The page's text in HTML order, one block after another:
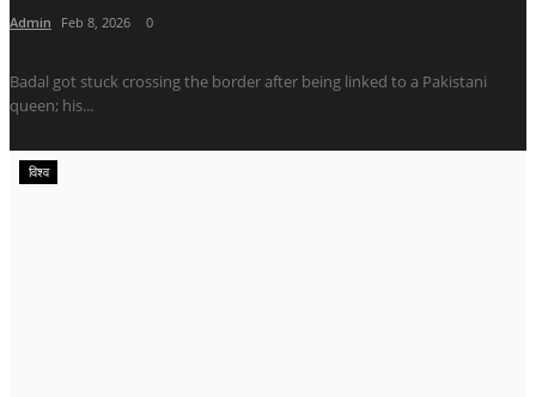
Admin Feb 8, 2026 0
Badal got stuck crossing the border after being linked to a Pakistani
queen; his...
विश्व